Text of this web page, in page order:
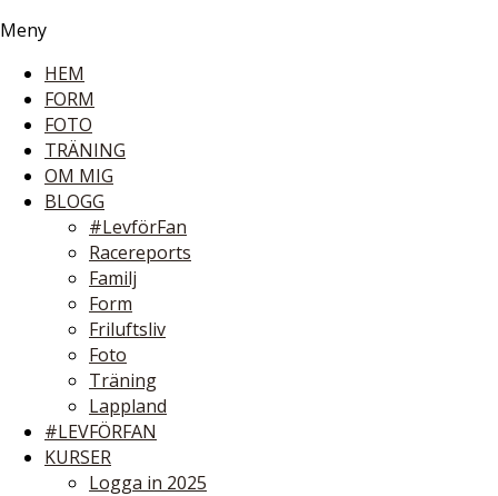
Meny
HEM
FORM
FOTO
TRÄNING
OM MIG
BLOGG
#LevförFan
Racereports
Familj
Form
Friluftsliv
Foto
Träning
Lappland
#LEVFÖRFAN
KURSER
Logga in 2025